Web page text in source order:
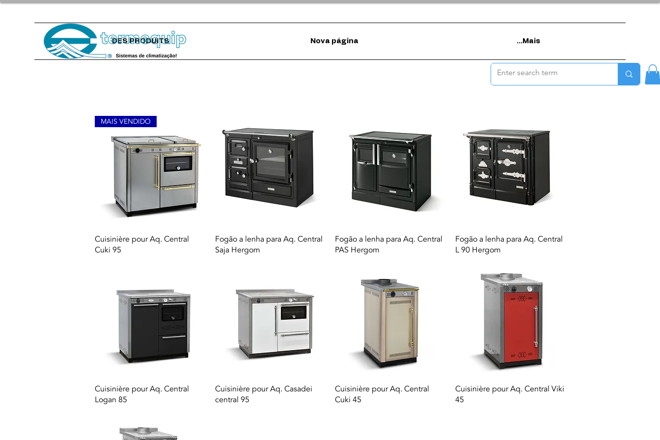
DES PRODUITS Nova página Mais...
Aperçu rapide
MAIS VENDIDO
Cuisinière pour Aq. Central
Cuki 95
Aperçu rapide
Fogão a lenha para Aq. Central
Saja Hergom
Aperçu rapide
Fogão a lenha para Aq. Central
PAS Hergom
Aperçu rapide
Fogão a lenha para Aq. Central
L 90 Hergom
Aperçu rapide
Cuisinière pour Aq. Central
Logan 85
Aperçu rapide
Cuisinière pour Aq. Casadei
central 95
Aperçu rapide
Cuisinière pour Aq. Central
Cuki 45
Aperçu rapide
Cuisinière pour Aq. Central Viki
45